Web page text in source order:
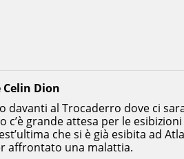
Celin Dion
davanti al Trocaderro dove ci
grande attesa per le esibizioni
che si è già esibita ad
affrontato una malattia.